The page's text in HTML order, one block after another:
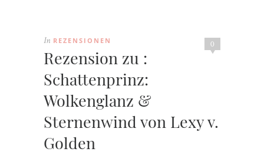
0
In REZENSIONEN
Rezension zu :
Schattenprinz:
Wolkenglanz &
Sternenwind von Lexy v.
Golden